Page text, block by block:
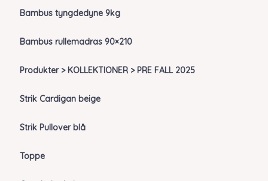
Bambus tyngdedyne 9kg
Bambus rullemadras 90×210
Produkter > KOLLEKTIONER > PRE FALL 2025
Strik Cardigan beige
Strik Pullover blå
Toppe